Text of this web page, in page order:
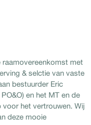
raamovereenkomst met
& selctie van vaste
bestuurder Eric
en het MT en de
voor het vertrouwen. Wij
deze mooie